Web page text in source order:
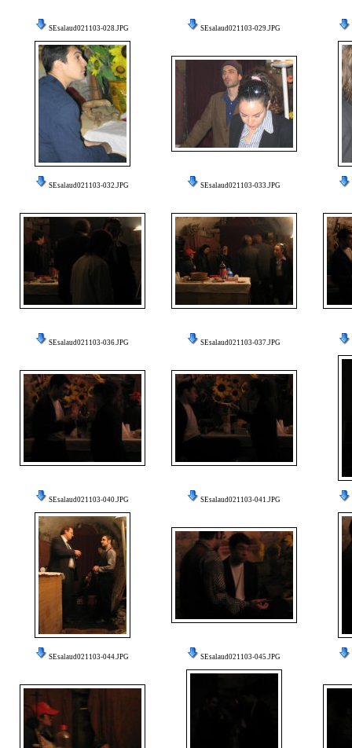
SEsalaud021103-028.JPG SEsalaud021103-029.JPG
SEsalaud021103-032.JPG SEsalaud021103-033.JPG
SEsalaud021103-036.JPG SEsalaud021103-037.JPG
SEsalaud021103-040.JPG SEsalaud021103-041.JPG
SEsalaud021103-044.JPG SEsalaud021103-045.JPG